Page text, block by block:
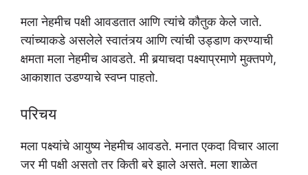
मला नेहमीच पक्षी आवडतात आणि त्यांचे कौतुक केले जाते.
त्यांच्याकडे असलेले स्वातंत्र्य आणि त्यांची उड्डाण करण्याची
क्षमता मला नेहमीच आवडते. मी बर्‍याचदा पक्ष्याप्रमाणे मुक्तपणे,
आकाशात उडण्याचे स्वप्न पाहतो.
परिचय
मला पक्ष्यांचे आयुष्य नेहमीच आवडते. मनात एकदा विचार आला
जर मी पक्षी असतो तर किती बरे झाले असते. मला शाळेत